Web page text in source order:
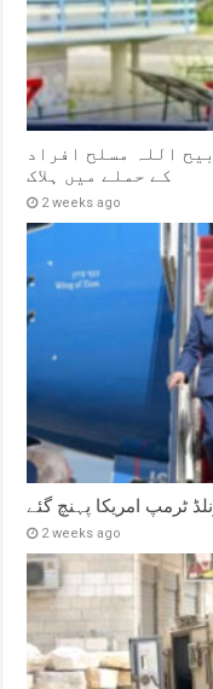
اللہ مسلح افراد
کے حملے میں ہلاک
2 weeks ago
ٹرمپ امریکا پہنچ گئے
2 weeks ago